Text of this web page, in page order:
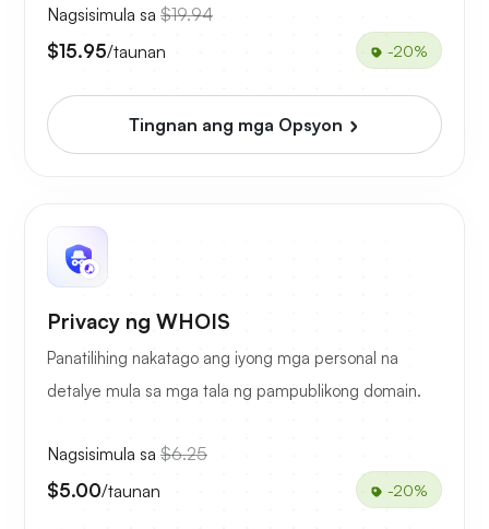
Nagsisimula sa $19.94
$15.95/taunan -20%
Tingnan ang mga Opsyon
Privacy ng WHOIS
Panatilihing nakatago ang iyong mga personal na
detalye mula sa mga tala ng pampublikong domain.
Nagsisimula sa $6.25
$5.00/taunan -20%